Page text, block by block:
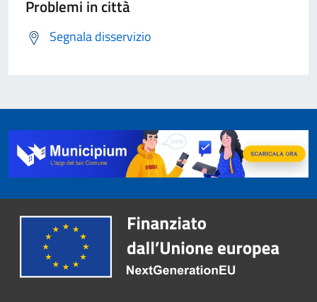
Problemi in città
Segnala disservizio